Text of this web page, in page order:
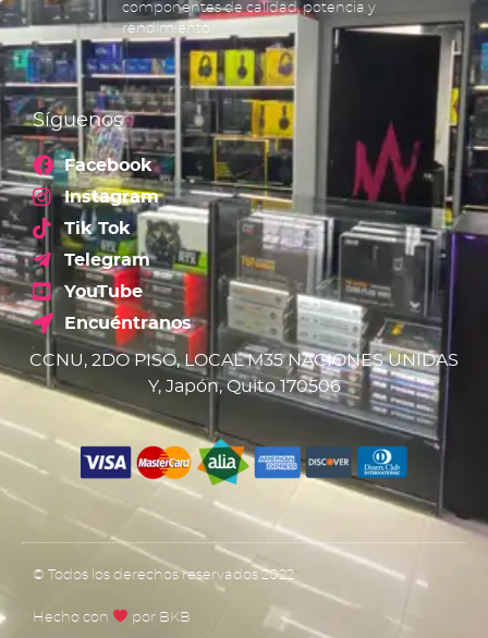
componentes de calidad, potencia y
rendimiento.
Síguenos
Facebook
Instagram
Tik Tok
Telegram
YouTube
Encuéntranos
CCNU, 2DO PISO, LOCAL M35 NACIONES UNIDAS
Y, Japón, Quito 170506
© Todos los derechos reservados 2022
Hecho con por BKB​​